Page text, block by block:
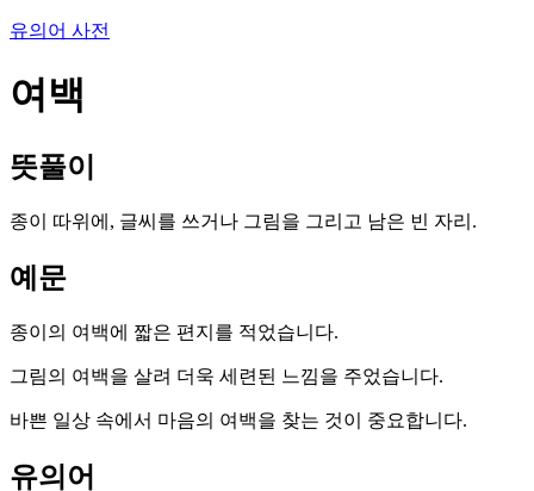
유의어 사전
여백
뜻풀이
종이 따위에, 글씨를 쓰거나 그림을 그리고 남은 빈 자리.
예문
종이의 여백에 짧은 편지를 적었습니다.
그림의 여백을 살려 더욱 세련된 느낌을 주었습니다.
바쁜 일상 속에서 마음의 여백을 찾는 것이 중요합니다.
유의어